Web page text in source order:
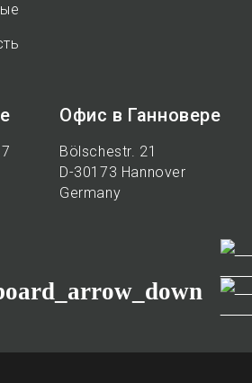
Офис в Ганновере
Bölschestr. 21
D-30173 Hannover
Germany